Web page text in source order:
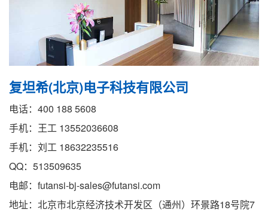
复坦希(北京)电子科技有限公司
电话：400 188 5608
手机：王工 13552036608
手机：刘工 18632235516
QQ：513509635
电邮：futansi-bj-sales@futansi.com
地址：北京市北京经济技术开发区（通州）环景路18号院7